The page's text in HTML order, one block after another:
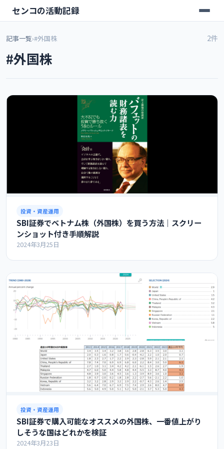
センコの活動記録
記事一覧›#外国株
#外国株
2件
投資・資産運用
SBI証券でベトナム株（外国株）を買う方法｜スクリー
ンショット付き手順解説
2024年3月25日
投資・資産運用
SBI証券で購入可能なオススメの外国株、一番値上がり
しそうな国はどれかを検証
2024年3月23日